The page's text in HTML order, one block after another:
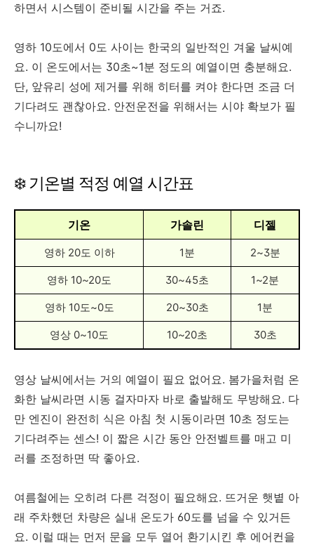
하면서 시스템이 준비될 시간을 주는 거죠.
영하 10도에서 0도 사이는 한국의 일반적인 겨울 날씨예
요. 이 온도에서는 30초~1분 정도의 예열이면 충분해요.
단, 앞유리 성에 제거를 위해 히터를 켜야 한다면 조금 더
기다려도 괜찮아요. 안전운전을 위해서는 시야 확보가 필
수니까요!
❄️ 기온별 적정 예열 시간표
기온 가솔린 디젤
영하 20도 이하 1분 2~3분
영하 10~20도 30~45초 1~2분
영하 10도~0도 20~30초 1분
영상 0~10도 10~20초 30초
영상 날씨에서는 거의 예열이 필요 없어요. 봄가을처럼 온
화한 날씨라면 시동 걸자마자 바로 출발해도 무방해요. 다
만 엔진이 완전히 식은 아침 첫 시동이라면 10초 정도는
기다려주는 센스! 이 짧은 시간 동안 안전벨트를 매고 미
러를 조정하면 딱 좋아요.
여름철에는 오히려 다른 걱정이 필요해요. 뜨거운 햇볕 아
래 주차했던 차량은 실내 온도가 60도를 넘을 수 있거든
요. 이럴 때는 먼저 문을 모두 열어 환기시킨 후 에어컨을